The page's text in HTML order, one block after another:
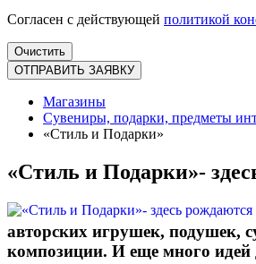
Согласен с действующей политикой
Магазины
Сувениры, подарки, предметы
«Стиль и Подарки»
«Стиль и Подарки»-
авторских игрушек, подушек,
композиции. И еще много